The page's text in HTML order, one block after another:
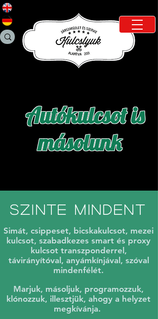
Autókulcsot is
másolunk
SZINTE mindent
Simát, csippeset, bicskakulcsot, mezei
kulcsot, szabadkezes smart és proxy
kulcsot transzponderrel,
távirányítóval, anyámkínjával, szóval
mindenfélét.
Marjuk, másoljuk, programozzuk,
klónozzuk, illesztjük, ahogy a helyzet
megkívánja.